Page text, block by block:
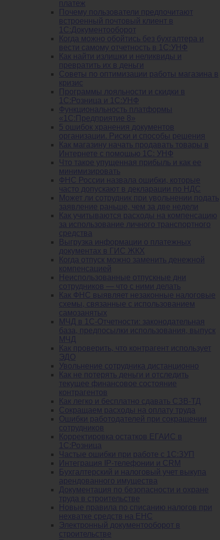
платеж
Почему пользователи предпочитают
встроенный почтовый клиент в
1С:Документооборот
Когда можно обойтись без бухгалтера и
вести самому отчетность в 1С:УНФ
Как найти излишки и неликвиды и
превратить их в деньги
Советы по оптимизации работы магазина в
кризис
Программы лояльности и скидки в
1С:Розница и 1С:УНФ
Функциональность платформы
«1С:Предприятие 8»
5 ошибок хранения документов
организации. Риски и способы решения
Как магазину начать продавать товары в
Интернете с помощью 1С: УНФ
Что такое упущенная прибыль и как ее
минимизировать
ФНС России назвала ошибки, которые
часто допускают в декларации по НДС
Может ли сотрудник при увольнении подать
заявление раньше, чем за две недели
Как учитываются расходы на компенсацию
за использование личного транспортного
средства
Выгрузка информации о платежных
документах в ГИС ЖКХ
Когда отпуск можно заменить денежной
компенсацией
Неиспользованные отпускные дни
сотрудников — что с ними делать
Как ФНС выявляет незаконные налоговые
схемы, связанные с использованием
самозанятых
МЧД в 1С-Отчетности: законодательная
база, предпосылки использования, выпуск
МЧД
Как проверить, что контрагент использует
ЭДО
Увольнение сотрудника дистанционно
Как не потерять деньги и отследить
текущее финансовое состояние
контрагентов
Как легко и бесплатно сдавать СЗВ-ТД
Сокращаем расходы на оплату труда
Ошибки работодателей при сокращении
сотрудников
Корректировка остатков ЕГАИС в
1С:Розница
Частые ошибки при работе с 1С:ЗУП
Интеграция IP-телефонии и CRM
Бухгалтерский и налоговый учет выкупа
арендованного имущества
Документация по безопасности и охране
труда в строительстве
Новые правила по списанию налогов при
нехватке средств на ЕНС
Электронный документооборот в
строительстве